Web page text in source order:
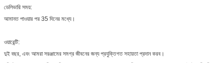
ডেলিভারি সময়:
আমানত পাওয়ার পর 35 দিনের মধ্যে।
ওয়ারেন্টি:
দুই বছর, এবং আমরা সরঞ্জামের সমগ্র জীবনের জন্য প্রযুক্তিগত সহায়তা প্রদান করব।